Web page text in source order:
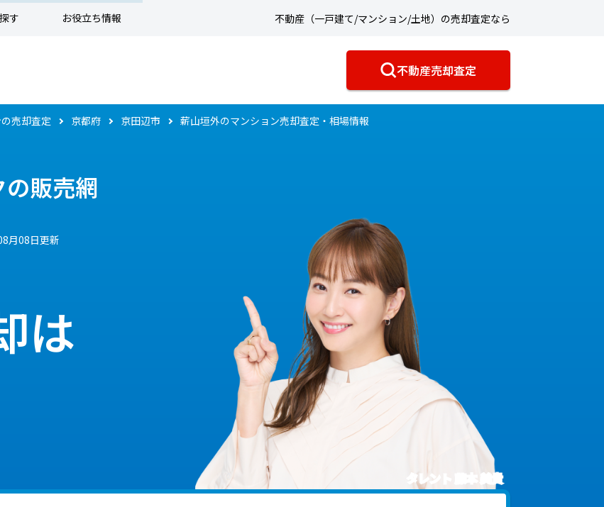
す お役立ち情報 不動産（一戸建て/マンション/土地）の売却査定なら
不動産売却査定
売却査定 京都府 京田辺市 薪山垣外のマンション売却査定・相場情報
販売網
月08日更新
は
タレント 藤本 美貴